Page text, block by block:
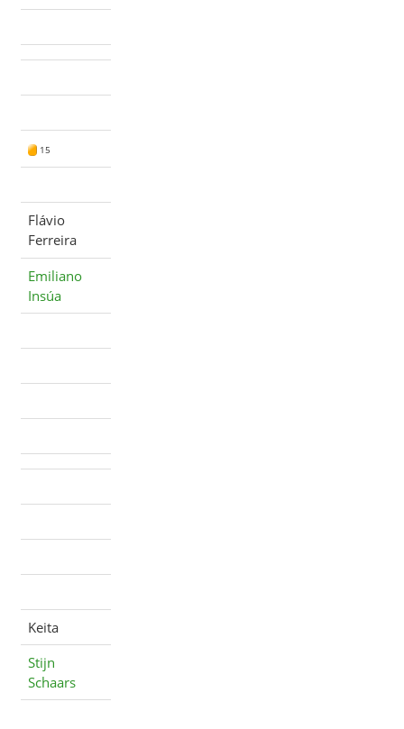
15
Flávio
Ferreira
Emiliano
Insúa
Keita
Stijn
Schaars